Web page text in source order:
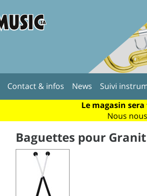
Contact & infos News Suivi
Le magasin
Nous
Baguettes pour Granit